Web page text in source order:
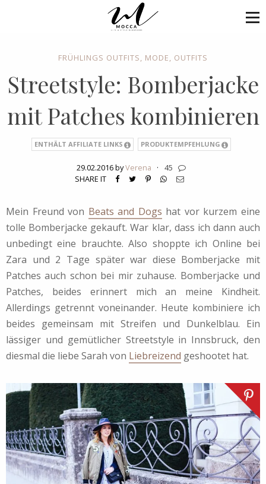
FRÜHLINGS OUTFITS, MODE, OUTFITS
Streetstyle: Bomberjacke
mit Patches kombinieren
ENTHÄLT AFFILIATE LINKS PRODUKTEMPFEHLUNG
29.02.2016 byVerena ·
45
SHARE IT
Mein Freund von Beats and Dogs hat vor kurzem eine
tolle Bomberjacke gekauft. War klar, dass ich dann auch
unbedingt eine brauchte. Also shoppte ich Online bei
Zara und 2 Tage später war diese Bomberjacke mit
Patches auch schon bei mir zuhause. Bomberjacke und
Patches, beides erinnert mich an meine Kindheit.
Allerdings getrennt voneinander. Heute kombiniere ich
beides gemeinsam mit Streifen und Dunkelblau. Ein
lässiger und gemütlicher Streetstyle in Innsbruck, den
diesmal die liebe Sarah von Liebreizend geshootet hat.